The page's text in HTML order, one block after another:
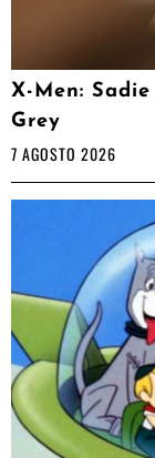
X-Men:
Grey
7 AGOSTO 2026